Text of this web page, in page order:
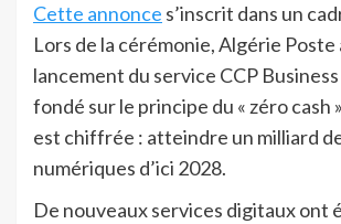
Cette annonce s’inscrit dans un
Lors de la cérémonie, Algérie
lancement du service CCP Business
fondé sur le principe du « zéro cash
est chiffrée : atteindre un milliard
numériques d’ici 2028.
De nouveaux services digitaux ont